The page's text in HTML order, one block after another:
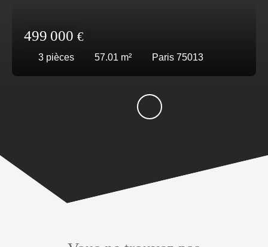
499 000 €
3 pièces 57.01 m² Paris 75013